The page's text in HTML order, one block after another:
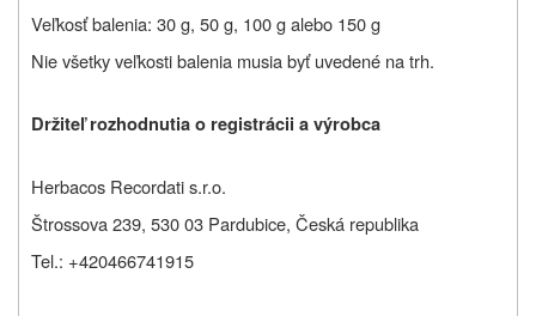
Veľkosť balenia: 30 g, 50 g, 100 g alebo 150 g
Nie všetky veľkosti balenia musia byť uvedené na trh.
Držiteľ rozhodnutia o registrácii a výrobca
Herbacos Recordati s.r.o.
Štrossova 239, 530 03 Pardubice, Česká republika
Tel.: +420466741915